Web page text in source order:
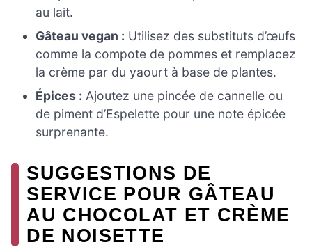
au lait.
Gâteau vegan : Utilisez des substituts d’œufs
comme la compote de pommes et remplacez
la crème par du yaourt à base de plantes.
Épices : Ajoutez une pincée de cannelle ou
de piment d’Espelette pour une note épicée
surprenante.
SUGGESTIONS DE
SERVICE POUR GÂTEAU
AU CHOCOLAT ET CRÈME
DE NOISETTE